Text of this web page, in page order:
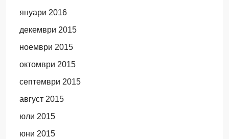
януари 2016
декември 2015
ноември 2015
октомври 2015
септември 2015
август 2015
юли 2015
юни 2015